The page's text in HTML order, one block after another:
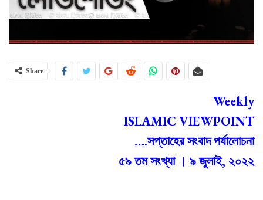
Share
Weekly
ISLAMIC VIEWPOINT
….সপ্তাহের সংবাদ পর্যালোচনা
৫৯ তম সংখ্যা । ৯ জুলাই, ২০২২